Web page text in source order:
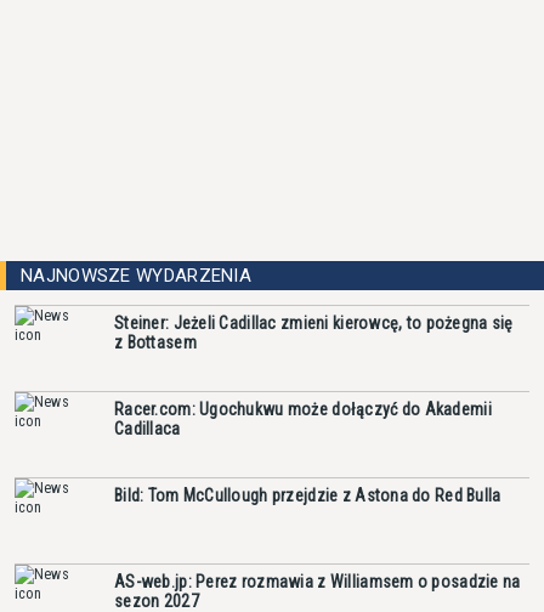
NAJNOWSZE WYDARZENIA
Steiner: Jeżeli Cadillac zmieni kierowcę, to pożegna się
z Bottasem
Racer.com: Ugochukwu może dołączyć do Akademii
Cadillaca
Bild: Tom McCullough przejdzie z Astona do Red Bulla
AS-web.jp: Perez rozmawia z Williamsem o posadzie na
sezon 2027